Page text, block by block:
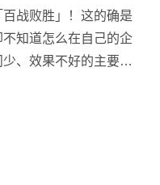
战败胜」！这的确是
知道怎么在自己的企
、效果不好的主要因